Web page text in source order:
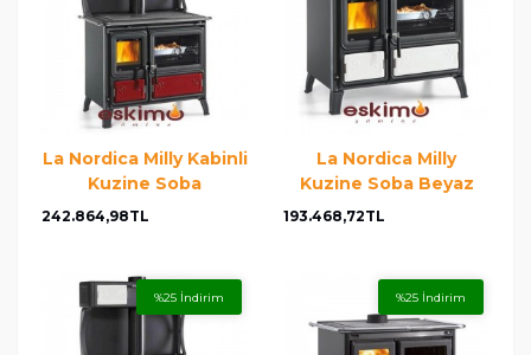
La Nordica Milly Kabinli
Kuzine Soba
242.864,98TL
La Nordica Milly
Kuzine Soba Beyaz
193.468,72TL
%25 İndirim %25 İndirim